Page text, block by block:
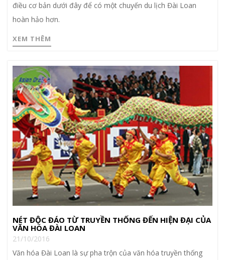
điều cơ bản dưới đây để có một chuyến du lịch Đài Loan
hoàn hảo hơn.
XEM THÊM
NÉT ĐỘC ĐÁO TỪ TRUYỀN THỐNG ĐẾN HIỆN ĐẠI CỦA
VĂN HÓA ĐÀI LOAN
21/10/2016
Văn hóa Đài Loan là sự pha trộn của văn hóa truyền thống